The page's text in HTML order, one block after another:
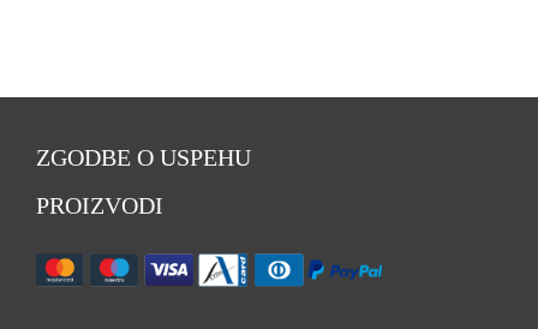
ZGODBE O USPEHU
PROIZVODI